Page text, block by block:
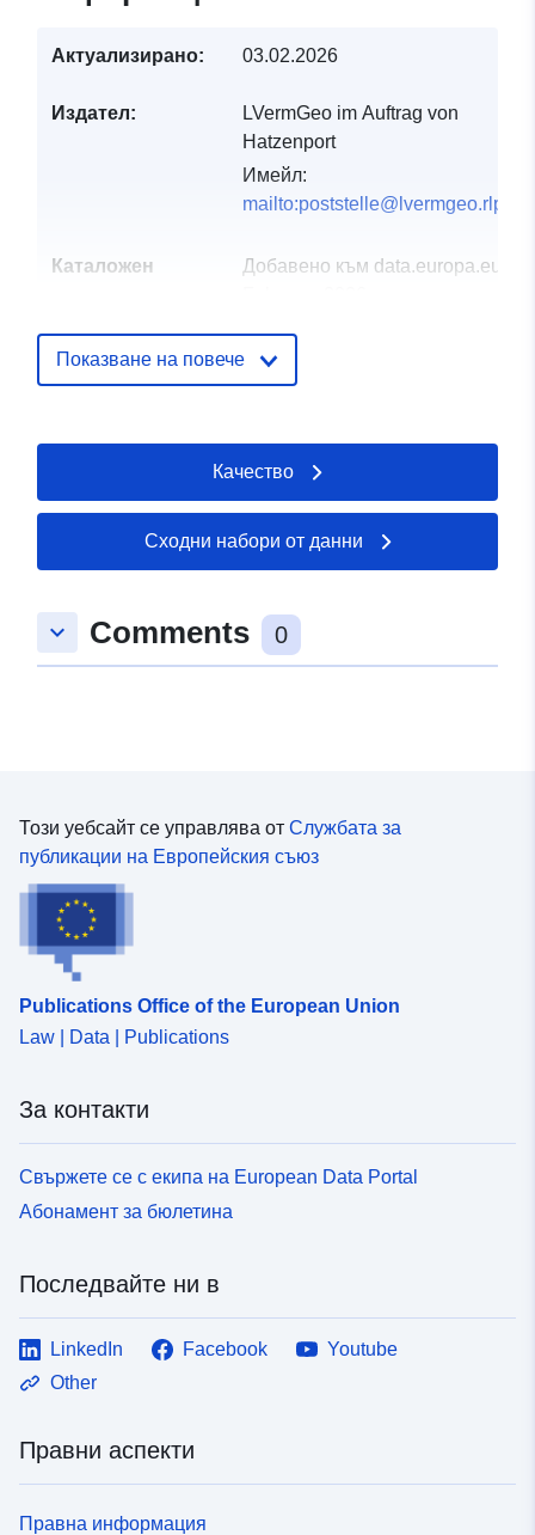
Актуализирано: 03.02.2026
Издател:
LVermGeo im Auftrag von
Hatzenport
Имейл:
mailto:poststelle@lvermgeo.rlp.de
Каталожен
Добавено към data.europa.eu:
04 August 2026
:
50.2281 ], [ 7.41497,
50.2281 ], [ 7.41497,
50.2269 ], [ 7.41221,
50.2269 ], [ 7.41221,
uriRef:
http://data.europa.eu/88u/dataset/
Показване на повече
Качество
Сходни набори от данни
keyboard_arrow_down Comments 0
Този уебсайт се управлява от Службата за
публикации на Европейския съюз
Publications Office of the European Union
Law | Data | Publications
За контакти
Свържете се с екипа на European Data Portal
Абонамент за бюлетина
Последвайте ни в
LinkedIn Facebook
Youtube
Other
Правни аспекти
Правна информация